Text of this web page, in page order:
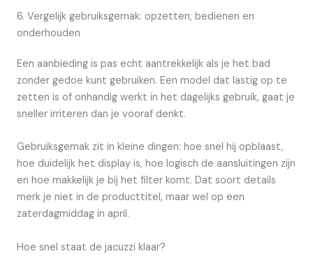
6. Vergelijk gebruiksgemak: opzetten, bedienen en
onderhouden
Een aanbieding is pas echt aantrekkelijk als je het bad
zonder gedoe kunt gebruiken. Een model dat lastig op te
zetten is of onhandig werkt in het dagelijks gebruik, gaat je
sneller irriteren dan je vooraf denkt.
Gebruiksgemak zit in kleine dingen: hoe snel hij opblaast,
hoe duidelijk het display is, hoe logisch de aansluitingen zijn
en hoe makkelijk je bij het filter komt. Dat soort details
merk je niet in de producttitel, maar wel op een
zaterdagmiddag in april.
Hoe snel staat de jacuzzi klaar?